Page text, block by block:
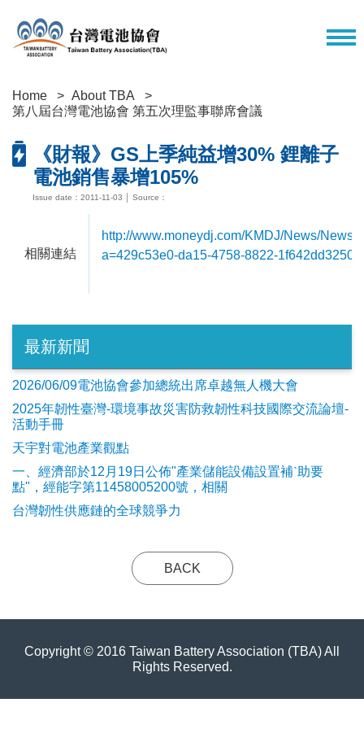
Home
About TBA
第八屆台灣電池協會 第五次理監事聯席會議
《財報》GS上季純益增30% 鋰離子
電池銷售暴增105%
Issue date：2011-11-03 │ Source：
相關連結
http://www.moneydj.com/KMDJ/News/
a=429c53e0-da15-4758-8822-1f642dd3250c
最新新聞
2026/06/09電池協會參加總統出席卓越無人機大會
2025年韌性臺灣-環境事故災害防救韌性科技國際交流論壇-
活動手冊
天宇對電池產業觀點
​一、經濟部於12月19日公佈"產業儲能設備設置補ˋ助要
點"，經能字第11458005200號，相關
台灣韌性供應鏈的全球競爭力
BACK
Copyright © 2016 Taiwan Battery Association (TBA) All
Rights Reserved.